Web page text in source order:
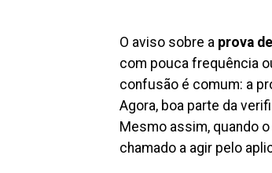
O aviso sobre a prova
com pouca frequência
confusão é comum: a
Agora, boa parte da
Mesmo assim, quando
chamado a agir pelo